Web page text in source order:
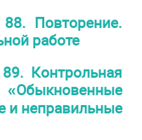
Повторение.
работе
Контрольная
и неправильные